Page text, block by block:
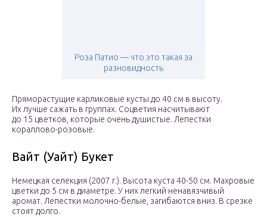
Роза Патио — что это такая за
разновидность
Пряморастущие карликовые кусты до 40 см в высоту.
Их лучше сажать в группах. Соцветия насчитывают
до 15 цветков, которые очень душистые. Лепестки
кораллово-розовые.
Вайт (Уайт) Букет
Немецкая селекция (2007 г.). Высота куста 40-50 см. Махровые
цветки до 5 см в диаметре. У них легкий ненавязчивый
аромат. Лепестки молочно-белые, загибаются вниз. В срезке
стоят долго.